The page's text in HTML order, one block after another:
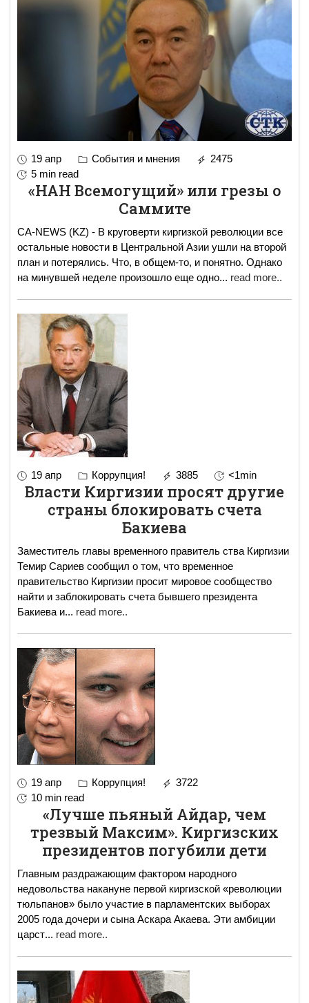
19 апр События и мнения
2475
5 min read
«НАН Всемогущий» или грезы о
Саммите
CA-NEWS (KZ) - В круговерти киргизкой революции все
остальные новости в Центральной Азии ушли на второй
план и потерялись. Что, в общем-то, и понятно. Однако
на минувшей неделе произошло еще одно... read more..
19 апр Коррупция! 3885 <1min
Власти Киргизии просят другие
страны блокировать счета
Бакиева
Заместитель главы временного правитель ства Киргизии
Темир Сариев сообщил о том, что временное
правительство Киргизии просит мировое сообщество
найти и заблокировать счета бывшего президента
Бакиева и... read more..
19 апр Коррупция!
3722
10 min read
«Лучше пьяный Айдар, чем
трезвый Максим». Киргизских
президентов погубили дети
Главным раздражающим фактором народного
недовольства накануне первой киргизской «революции
тюльпанов» было участие в парламентских выборах
2005 года дочери и сына Аскара Акаева. Эти амбиции
царст... read more..